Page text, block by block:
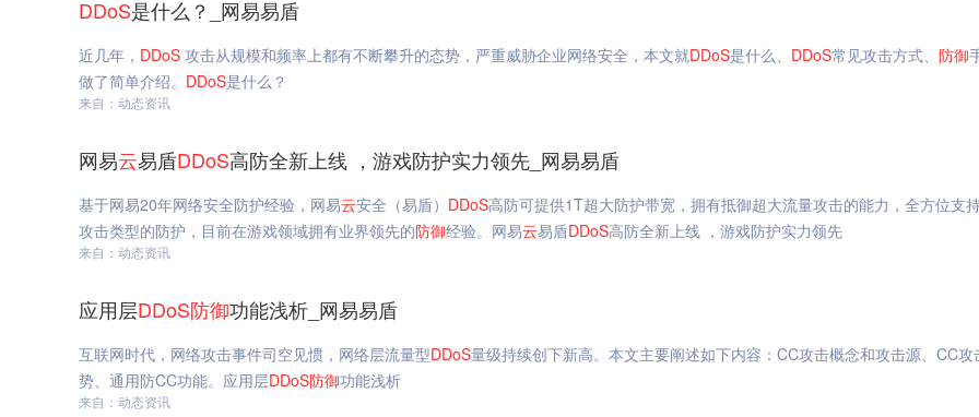
DDoS是什么？_网易易盾
近几年， DDoS 攻击从规模和频率上都有不断攀升的态势，严重威胁企业网络安全，本文就DDoS是什么、 DDoS常见攻击方式、 防御
做了简单介绍。 DDoS是什么？
来自：动态资讯
网易云易盾DDoS高防全新上线 ，游戏防护实力领先_网易易盾
基于网易20年网络安全防护经验，网易云安全（易盾） DDoS高防可提供1T超大防护带宽，拥有抵御超大流量攻击的能力，全方位支
攻击类型的防护，目前在游戏领域拥有业界领先的防御经验。网易云易盾DDoS高防全新上线 ，游戏防护实力领先
来自：动态资讯
应用层DDoS防御功能浅析_网易易盾
互联网时代，网络攻击事件司空见惯，网络层流量型DDoS量级持续创下新高。本文主要阐述如下内容：CC攻击概念和攻击源、CC攻
势、通用防CC功能。应用层DDoS防御功能浅析
来自：动态资讯